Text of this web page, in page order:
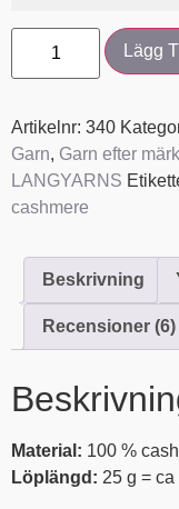
Lägg
Artikelnr: 340
Garn, Garn efter
LANGYARNS
cashmere
Beskrivning
Recensioner (6)
Material: 100 %
Löplängd: 25 g = ca